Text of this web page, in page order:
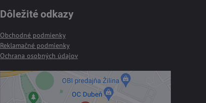
Dôležité odkazy
Obchodné podmienky
Reklamačné podmienky
Ochrana osobných údajov